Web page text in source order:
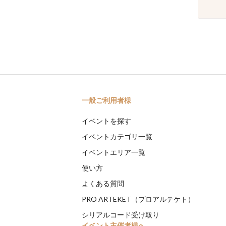
一般ご利用者様
イベントを探す
イベントカテゴリ一覧
イベントエリア一覧
使い方
よくある質問
PRO ARTEKET（プロアルテケト）
シリアルコード受け取り